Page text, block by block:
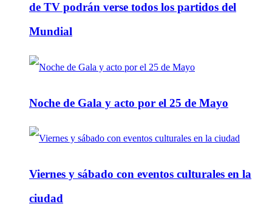
de TV podrán verse todos los partidos del
Mundial
Noche de Gala y acto por el 25 de Mayo
Viernes y sábado con eventos culturales en la
ciudad